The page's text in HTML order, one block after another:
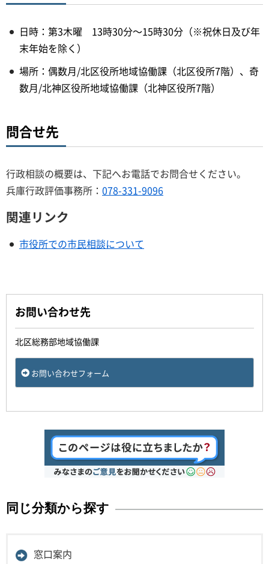
日時：第3木曜 13時30分～15時30分（※祝休日及び年
末年始を除く）
場所：偶数月/北区役所地域協働課（北区役所7階）、奇
数月/北神区役所地域協働課（北神区役所7階）
問合せ先
行政相談の概要は、下記へお電話でお問合せください。
兵庫行政評価事務所： 078-331-9096
関連リンク
市役所での市民相談について
お問い合わせ先
北区総務部地域協働課
お問い合わせフォーム
同じ分類から探す
窓口案内